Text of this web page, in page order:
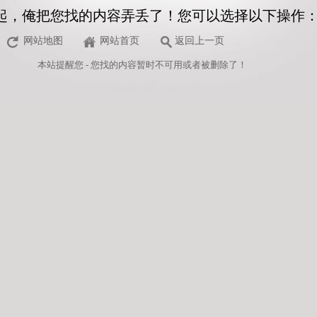
，俺把您找的内容弄丢了！您可以选择以下操作
网站地图 网站首页 返回上一页
本站提醒您 - 您找的内容暂时不可用或者被删除了！